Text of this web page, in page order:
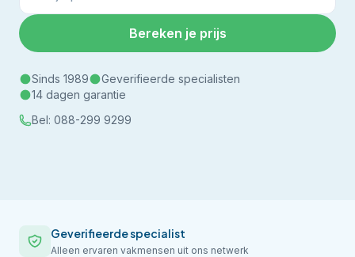
Bereken je prijs
Sinds 1989
Geverifieerde specialisten
14 dagen garantie
Bel: 088-299 9299
Geverifieerde specialist
Alleen ervaren vakmensen uit ons netwerk